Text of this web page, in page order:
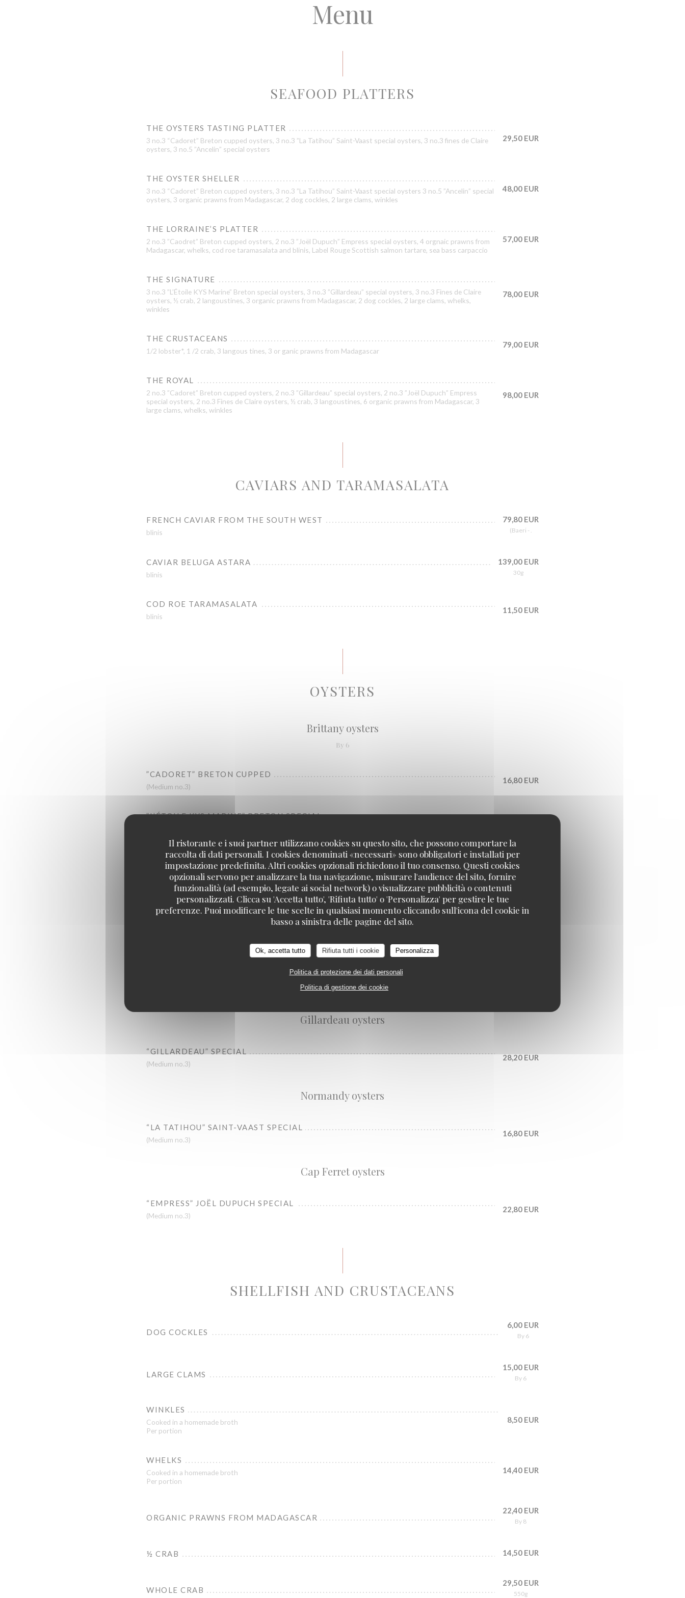
Il ristorante e i suoi partner utilizzano cookies su questo sito, che possono comportare la
raccolta di dati personali. I cookies denominati «necessari» sono obbligatori e installati per
impostazione predefinita. Altri cookies opzionali richiedono il tuo consenso. Questi cookies
opzionali servono per analizzare la tua navigazione, misurare l'audience del sito, fornire
funzionalità (ad esempio, legate ai social network) o visualizzare pubblicità o contenuti
personalizzati. Clicca su 'Accetta tutto', 'Rifiuta tutto' o 'Personalizza' per gestire le tue
preferenze. Puoi modificare le tue scelte in qualsiasi momento cliccando sull'icona del cookie in
basso a sinistra delle pagine del sito.
Ok, accetta tutto Rifiuta tutti i cookie Personalizza
Politica di protezione dei dati personali
Politica di gestione dei cookie
Menu
SEAFOOD PLATTERS
THE OYSTERS TASTING PLATTER
3 no.3 “Cadoret” Breton cupped oysters, 3 no.3 ”La Tatihou” Saint-Vaast special oysters, 3 no.3 fines de Claire
oysters, 3 no.5 ”Ancelin” special oysters
29,50 EUR
THE OYSTER SHELLER
3 no.3 “Cadoret” Breton cupped oysters, 3 no.3 ”La Tatihou” Saint-Vaast special oysters 3 no.5 ”Ancelin” special
oysters, 3 organic prawns from Madagascar, 2 dog cockles, 2 large clams, winkles
48,00 EUR
THE LORRAINE’S PLATTER
2 no.3 ”Caodret” Breton cupped oysters, 2 no.3 ”Joël Dupuch” Empress special oysters, 4 orgnaic prawns from
Madagascar, whelks, cod roe taramasalata and blinis, Label Rouge Scottish salmon tartare, sea bass carpaccio
57,00 EUR
THE SIGNATURE
3 no.3 ”L’Étoile KYS Marine” Breton special oysters, 3 no.3 ”Gillardeau” special oysters, 3 no.3 Fines de Claire
oysters, ½ crab, 2 langoustines, 3 organic prawns from Madagascar, 2 dog cockles, 2 large clams, whelks,
winkles
78,00 EUR
THE CRUSTACEANS
1/2 lobster*, 1 /2 crab, 3 langous tines, 3 or ganic prawns from Madagascar
79,00 EUR
THE ROYAL
2 no.3 ”Cadoret” Breton cupped oysters, 2 no.3 ”Gillardeau” special oysters, 2 no.3 ”Joël Dupuch” Empress
special oysters, 2 no.3 Fines de Claire oysters, ½ crab, 3 langoustines, 6 organic prawns from Madagascar, 3
large clams, whelks, winkles
98,00 EUR
CAVIARS AND TARAMASALATA
FRENCH CAVIAR FROM THE SOUTH WEST
blinis
79,80 EUR
(Baeri - .
CAVIAR BELUGA ASTARA
blinis
139,00 EUR
30g
COD ROE TARAMASALATA
blinis
11,50 EUR
OYSTERS
Brittany oysters
By 6
”CADORET” BRETON CUPPED
(Medium no.3)
16,80 EUR
”L’ÉTOILE KYS MARINE” BRETON SPECIAL
“CADORET” BELON
29,70 EUR
Charente-Maritime oysters
Gillardeau oysters
“GILLARDEAU” SPECIAL
(Medium no.3)
28,20 EUR
Normandy oysters
“LA TATIHOU” SAINT-VAAST SPECIAL
(Medium no.3)
16,80 EUR
Cap Ferret oysters
“EMPRESS” JOËL DUPUCH SPECIAL
(Medium no.3)
22,80 EUR
SHELLFISH AND CRUSTACEANS
DOG COCKLES
6,00 EUR
By 6
LARGE CLAMS
15,00 EUR
By 6
WINKLES
Cooked in a homemade broth
Per portion
8,50 EUR
WHELKS
Cooked in a homemade broth
Per portion
14,40 EUR
ORGANIC PRAWNS FROM MADAGASCAR
22,40 EUR
By 8
½ CRAB 14,50 EUR
WHOLE CRAB
29,50 EUR
550g